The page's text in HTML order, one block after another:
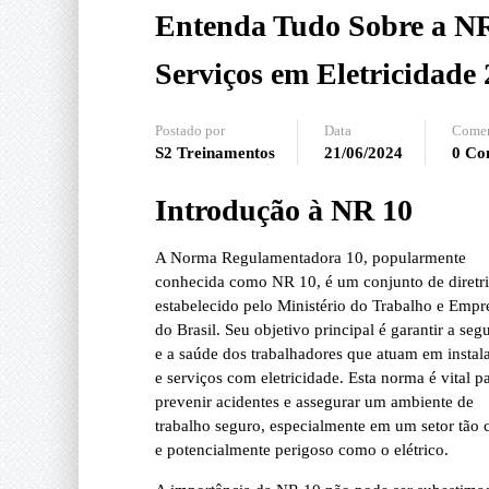
Entenda Tudo Sobre a
Serviços em Eletricidade
Postado por
S2 Treinamentos
Data
21/06/2024 0
Introdução à NR 10
A Norma Regulamentadora 10, popularmente
conhecida como NR 10, é um conjunto de
estabelecido pelo Ministério do Trabalho e
do Brasil. Seu objetivo principal é garantir a
e a saúde dos trabalhadores que atuam em
e serviços com eletricidade. Esta norma é vital
prevenir acidentes e assegurar um ambiente de
trabalho seguro, especialmente em um setor tão
e potencialmente perigoso como o elétrico.